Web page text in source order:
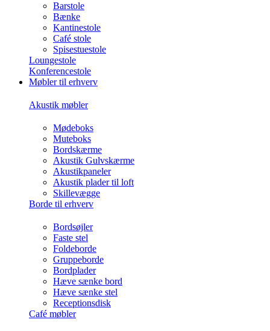
Barstole
Bænke
Kantinestole
Café stole
Spisestuestole
Loungestole
Konferencestole
Møbler til erhverv
Akustik møbler
Mødeboks
Muteboks
Bordskærme
Akustik Gulvskærme
Akustikpaneler
Akustik plader til loft
Skillevægge
Borde til erhverv
Bordsøjler
Faste stel
Foldeborde
Gruppeborde
Bordplader
Hæve sænke bord
Hæve sænke stel
Receptionsdisk
Café møbler